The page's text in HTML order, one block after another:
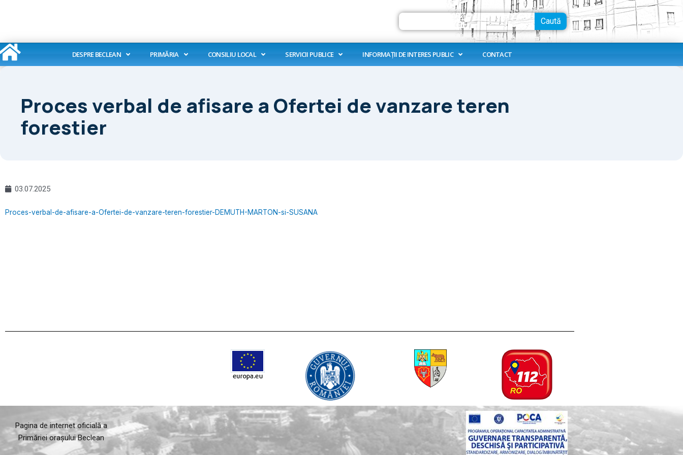
Search
Caută
DESPRE BECLEAN PRIMĂRIA CONSILIU LOCAL SERVICII PUBLICE INFORMAȚII DE INTERES PUBLIC CONTACT
Proces verbal de afisare a Ofertei de vanzare teren
forestier
03.07.2025
Proces-verbal-de-afisare-a-Ofertei-de-vanzare-teren-forestier-DEMUTH-MARTON-si-SUSANA
Pagina de internet oficială a
Primăriei orașului Beclean